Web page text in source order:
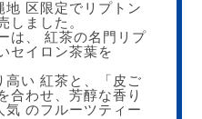
地 区限定でリプトン
しました。
は、 紅茶の名門リプ
セイロン茶葉を
高い 紅茶と、「皮ご
合わせ、芳醇な香り
気 のフルーツティー